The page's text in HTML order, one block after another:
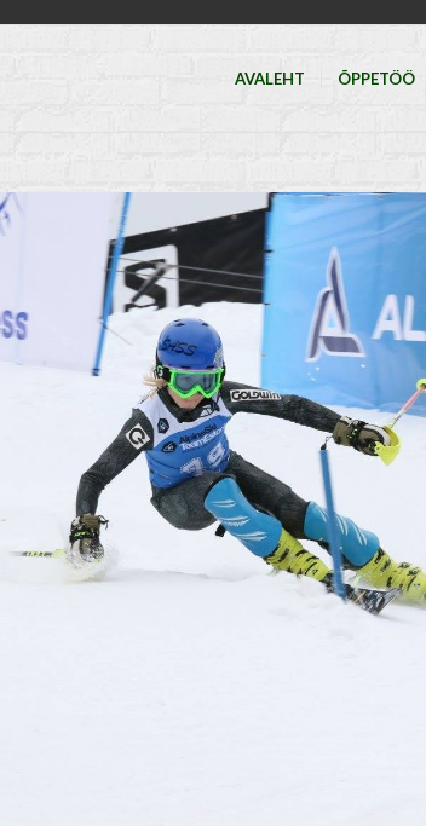
AVALEHT ÕPPETÖÖ